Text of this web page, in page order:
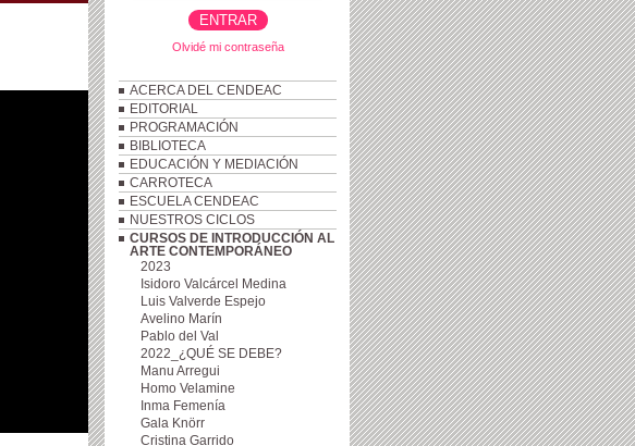
Olvidé mi contraseña
ACERCA DEL CENDEAC
EDITORIAL
PROGRAMACIÓN
BIBLIOTECA
EDUCACIÓN Y MEDIACIÓN
CARROTECA
ESCUELA CENDEAC
NUESTROS CICLOS
CURSOS DE INTRODUCCIÓN AL
ARTE CONTEMPORÁNEO
2023
Isidoro Valcárcel Medina
Luis Valverde Espejo
Avelino Marín
Pablo del Val
2022_¿QUÉ SE DEBE?
Manu Arregui
Homo Velamine
Inma Femenía
Gala Knörr
Cristina Garrido